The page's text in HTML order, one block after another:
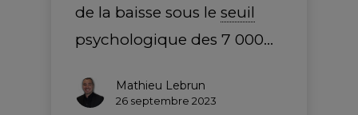
de la baisse sous leseuil
psychologique des 7 000…
Mathieu Lebrun
26 septembre 2023